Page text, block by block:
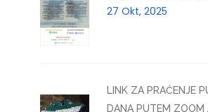
27 Okt, 2025
LINK ZA PRAĆENJE
DANA PUTEM ZOOM